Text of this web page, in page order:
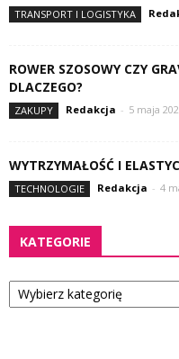
TRANSPORT I LOGISTYKA
ROWER SZOSOWY CZY
DLACZEGO?
ZAKUPY Redakcja - 5 maja
WYTRZYMAŁOŚĆ I
TECHNOLOGIE Redakcja - 4
KATEGORIE
Kategorie